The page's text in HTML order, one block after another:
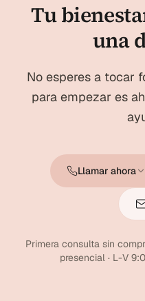
Tu
una
No esperes a tocar
para empezar es
Llamar ahora
Primera consulta sin
presencial · L-V